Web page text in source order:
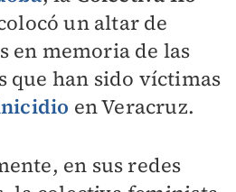
un altar de
en memoria de las
que han sido víctimas
en Veracruz.
en sus redes